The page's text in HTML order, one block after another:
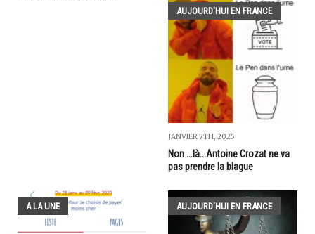
AUJOURD'HUI EN FRANCE
JANVIER 7TH, 2025
Non ...là...Antoine Crozat ne va
pas prendre la blague
A LA UNE AUJOURD'HUI EN FRANCE